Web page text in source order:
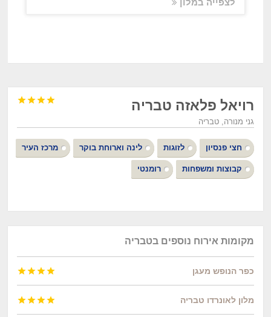
לצפייה במלון
רויאל פלאזה טבריה 



גני מנורה, טבריה
חצי פנסיון לזוגות לינה וארוחת בוקר מרכז העיר
קבוצות ומשפחות רומנטי
מקומות אירוח נוספים בטבריה
כפר הנופש מעגן 



מלון לאונרדו טבריה 


